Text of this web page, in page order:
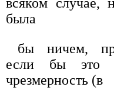
была
бы ничем,
если бы это
чрезмерность (в